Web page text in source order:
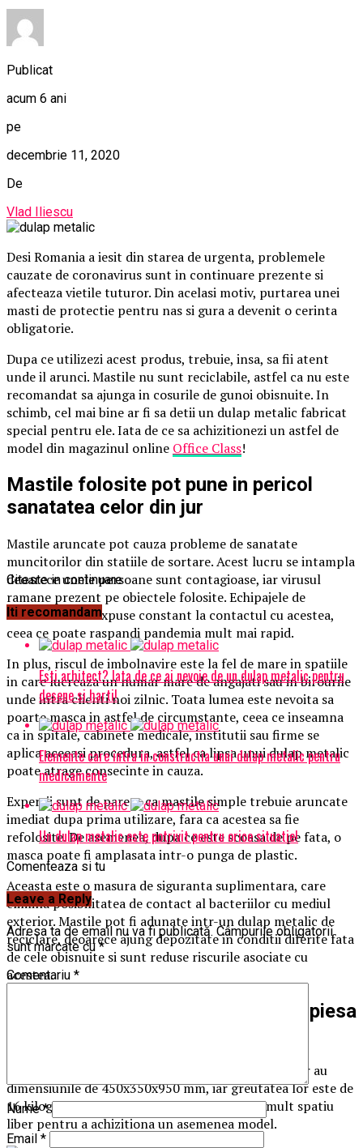
Publicat
acum 6 ani
pe
decembrie 11, 2020
De
Vlad Iliescu
Desi Romania a iesit din starea de urgenta, problemele
cauzate de coronavirus sunt in continuare prezente si
afecteaza vietile tuturor. Din acelasi motiv, purtarea unei
masti de protectie pentru nas si gura a devenit o cerinta
obligatorie.
Dupa ce utilizezi acest produs, trebuie, insa, sa fii atent
unde il arunci. Mastile nu sunt reciclabile, astfel ca nu este
recomandat sa ajunga in cosurile de gunoi obisnuite. In
schimb, cel mai bine ar fi sa detii un dulap metalic fabricat
special pentru ele. Iata de ce sa achizitionezi un astfel de
model din magazinul online Office Class!
Mastile folosite pot pune in pericol
sanatatea celor din jur
Mastile aruncate pot cauza probleme de sanatate
muncitorilor din statiile de sortare. Acest lucru se intampla
deoarece unele persoane sunt contagioase, iar virusul
ramane prezent pe obiectele folosite. Echipajele de
colectare sunt expuse constant la contactul cu acestea,
ceea ce poate raspandi pandemia mult mai rapid.
In plus, riscul de imbolnavire este la fel de mare in spatiile
in care lucreaza un numar mare de angajati sau in birourile
unde intra clienti noi zilnic. Toata lumea este nevoita sa
poarte masca in astfel de circumstante, ceea ce inseamna
ca in spitale, cabinete medicale, institutii sau firme se
aplica aceeasi procedura, astfel ca lipsa unui dulap metalic
poate atrage consecinte in cauza.
Expertii sunt de parere ca mastile simple trebuie aruncate
imediat dupa prima utilizare, fara ca acestea sa fie
refolosite. De asemenea, dupa ce este scoasa de pe fata, o
masca poate fi amplasata intr-o punga de plastic.
Aceasta este o masura de siguranta suplimentara, care
elimina posibilitatea de contact al bacteriilor cu mediul
exterior. Mastile pot fi adunate intr-un dulap metalic de
reciclare, deoarece ajung depozitate in conditii diferite fata
de cele obisnuite si sunt reduse riscurile asociate cu
acestea.
Ce caracteristici prezinta aceasta piesa
Dulapurile create special pentru reciclarea mastilor au
dimensiunile de 450x350x950 mm, iar greutatea lor este de
16 kilograme. Drept urmare, nu ai nevoie de mult spatiu
liber pentru a achizitiona un asemenea model.
Citeste in continuare
Iti recomandam
Esti arhitect? Iata de ce ai nevoie de un dulap metalic pentru
desene si harti!
Elemente care intra in constructia unui dulap metalic pentru
medicamente
Un dulap metalic este potrivit pentru orice situatie!
Comenteaza si tu
Leave a Reply
Adresa ta de email nu va fi publicată. Câmpurile obligatorii
sunt marcate cu*
Comentariu *
Nume*
Email *